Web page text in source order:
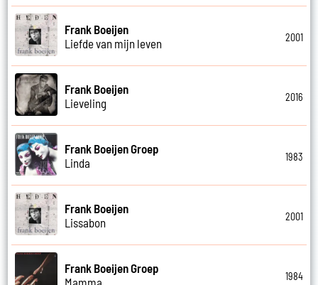
Frank Boeijen
Liefde van mijn leven
2001
Frank Boeijen
Lieveling
2016
Frank Boeijen Groep
Linda
1983
Frank Boeijen
Lissabon
2001
Frank Boeijen Groep
Mamma
1984